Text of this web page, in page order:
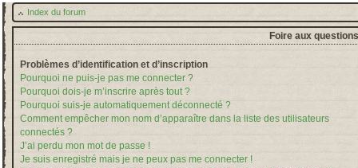
Index du forum
Foire aux
Problèmes d’identification et d’inscription
Pourquoi ne puis-je pas me connecter ?
Pourquoi dois-je m’inscrire après tout ?
Pourquoi suis-je automatiquement déconnecté ?
Comment empêcher mon nom d’apparaître dans la liste des utilisateurs
connectés ?
J’ai perdu mon mot de passe !
Je suis enregistré mais je ne peux pas me connecter !